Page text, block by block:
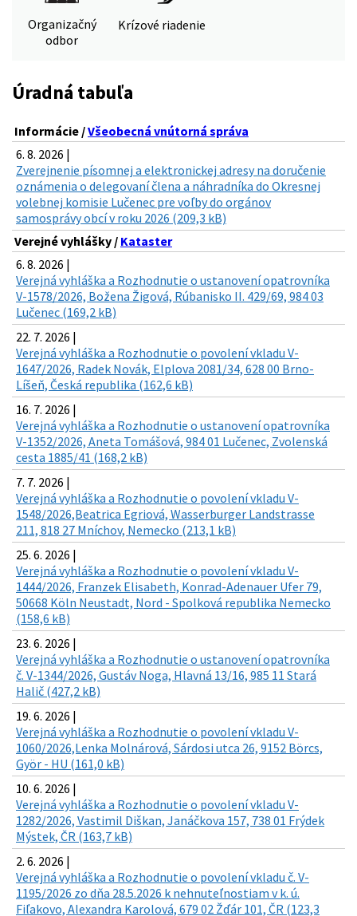
Organizačný
odbor
Krízové riadenie
Úradná tabuľa
Informácie /Všeobecná vnútorná správa
6. 8. 2026 |
Zverejnenie písomnej a elektronickej adresy na doručenie
oznámenia o delegovaní člena a náhradníka do Okresnej
volebnej komisie Lučenec pre voľby do orgánov
samosprávy obcí v roku 2026 (209,3 kB)
Verejné vyhlášky / Kataster
6. 8. 2026 |
Verejná vyhláška a Rozhodnutie o ustanovení opatrovníka
V-1578/2026, Božena Žigová, Rúbanisko II. 429/69, 984 03
Lučenec (169,2 kB)
22. 7. 2026 |
Verejná vyhláška a Rozhodnutie o povolení vkladu V-
1647/2026, Radek Novák, Elplova 2081/34, 628 00 Brno-
Líšeň, Česká republika (162,6 kB)
16. 7. 2026 |
Verejná vyhláška a Rozhodnutie o ustanovení opatrovníka
V-1352/2026, Aneta Tomášová, 984 01 Lučenec, Zvolenská
cesta 1885/41 (168,2 kB)
7. 7. 2026 |
Verejná vyhláška a Rozhodnutie o povolení vkladu V-
1548/2026,Beatrica Egriová, Wasserburger Landstrasse
211, 818 27 Mníchov, Nemecko (213,1 kB)
25. 6. 2026 |
Verejná vyhláška a Rozhodnutie o povolení vkladu V-
1444/2026, Franzek Elisabeth, Konrad-Adenauer Ufer 79,
50668 Köln Neustadt, Nord - Spolková republika Nemecko
(158,6 kB)
23. 6. 2026 |
Verejná vyhláška a Rozhodnutie o ustanovení opatrovníka
č. V-1344/2026, Gustáv Noga, Hlavná 13/16, 985 11 Stará
Halič (427,2 kB)
19. 6. 2026 |
Verejná vyhláška a Rozhodnutie o povolení vkladu V-
1060/2026,Lenka Molnárová, Sárdosi utca 26, 9152 Börcs,
Györ - HU (161,0 kB)
10. 6. 2026 |
Verejná vyhláška a Rozhodnutie o povolení vkladu V-
1282/2026, Vastimil Diškan, Janáčkova 157, 738 01 Frýdek
Mýstek, ČR (163,7 kB)
2. 6. 2026 |
Verejná vyhláška a Rozhodnutie o povolení vkladu č. V-
1195/2026 zo dňa 28.5.2026 k nehnuteľnostiam v k. ú.
Fiľakovo, Alexandra Karolová, 679 02 Žďár 101, ČR (123,3